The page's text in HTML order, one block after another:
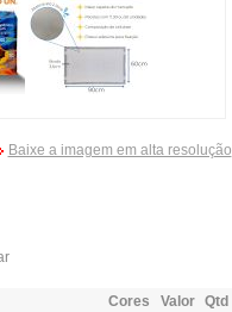
Baixe a imagem em alta resolução
Cores Valor Qtd